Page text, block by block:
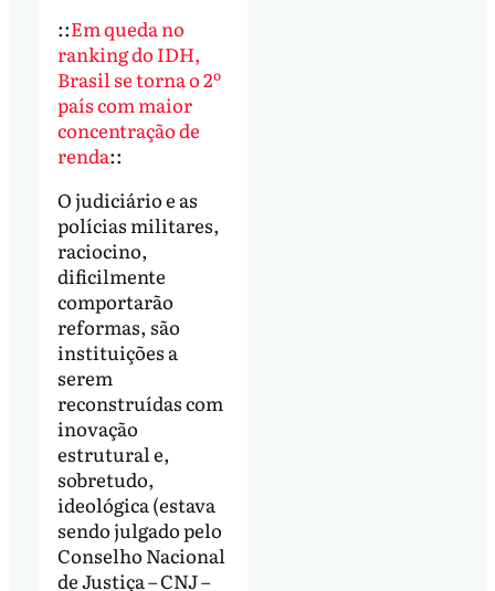
::Em queda no
ranking do IDH,
Brasil se torna o 2º
país com maior
concentração de
renda::
O judiciário e as
polícias militares,
raciocino,
dificilmente
comportarão
reformas, são
instituições a
serem
reconstruídas com
inovação
estrutural e,
sobretudo,
ideológica (estava
sendo julgado pelo
Conselho Nacional
de Justiça – CNJ –